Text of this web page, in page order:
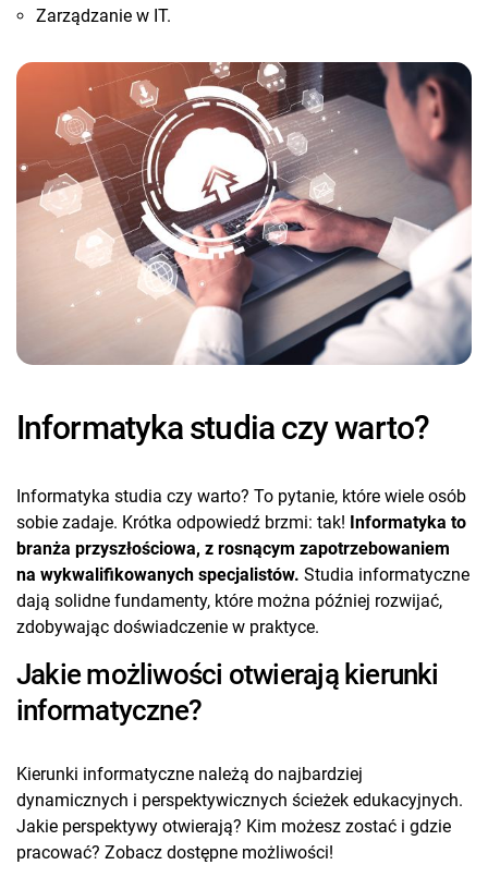
Zarządzanie w IT.
Informatyka studia czy warto?
Informatyka studia czy warto? To pytanie, które wiele osób
sobie zadaje. Krótka odpowiedź brzmi: tak! Informatyka to
branża przyszłościowa, z rosnącym zapotrzebowaniem
na wykwalifikowanych specjalistów. Studia informatyczne
dają solidne fundamenty, które można później rozwijać,
zdobywając doświadczenie w praktyce.
Jakie możliwości otwierają kierunki
informatyczne?
Kierunki informatyczne należą do najbardziej
dynamicznych i perspektywicznych ścieżek edukacyjnych.
Jakie perspektywy otwierają? Kim możesz zostać i gdzie
pracować? Zobacz dostępne możliwości!